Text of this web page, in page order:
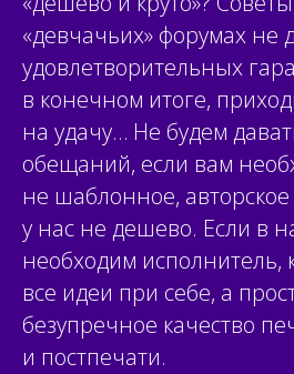
«девчачьих» форумах не
удовлетворительных
в конечном итоге,
на удачу… Не будем
обещаний, если вам
не шаблонное,
у нас не дешево. Если в
необходим исполнитель,
все идеи при себе, а
безупречное качество
и постпечати.